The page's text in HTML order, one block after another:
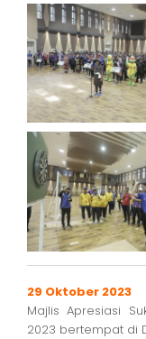
29 Oktober 2023
Majlis Apresiasi
2023 bertempat di